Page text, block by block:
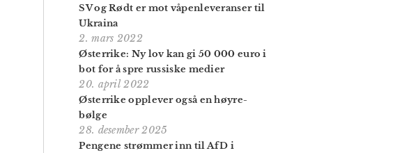
SV og Rødt er mot våpenleveranser til
Ukraina
2. mars 2022
Østerrike: Ny lov kan gi 50 000 euro i
bot for å spre russiske medier
20. april 2022
Østerrike opplever også en høyre­
bølge
28. desember 2025
Pengene strømmer inn til AfD i